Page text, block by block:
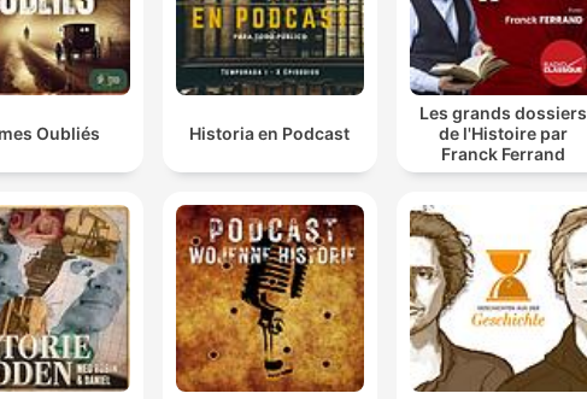
Oubliés Historia en Podcast
Les grands dossiers
de l'Histoire par
Franck Ferrand